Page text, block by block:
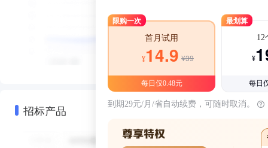
招标产品
限购一次
首月试用
¥14.9 ¥39
每日仅0.48元
最划算
12
¥
每日
到期29元/月/省自动续费，可随时取消。